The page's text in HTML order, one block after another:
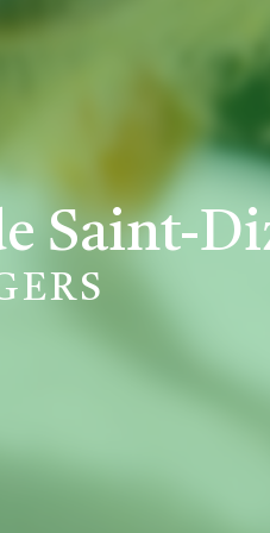
Saint-